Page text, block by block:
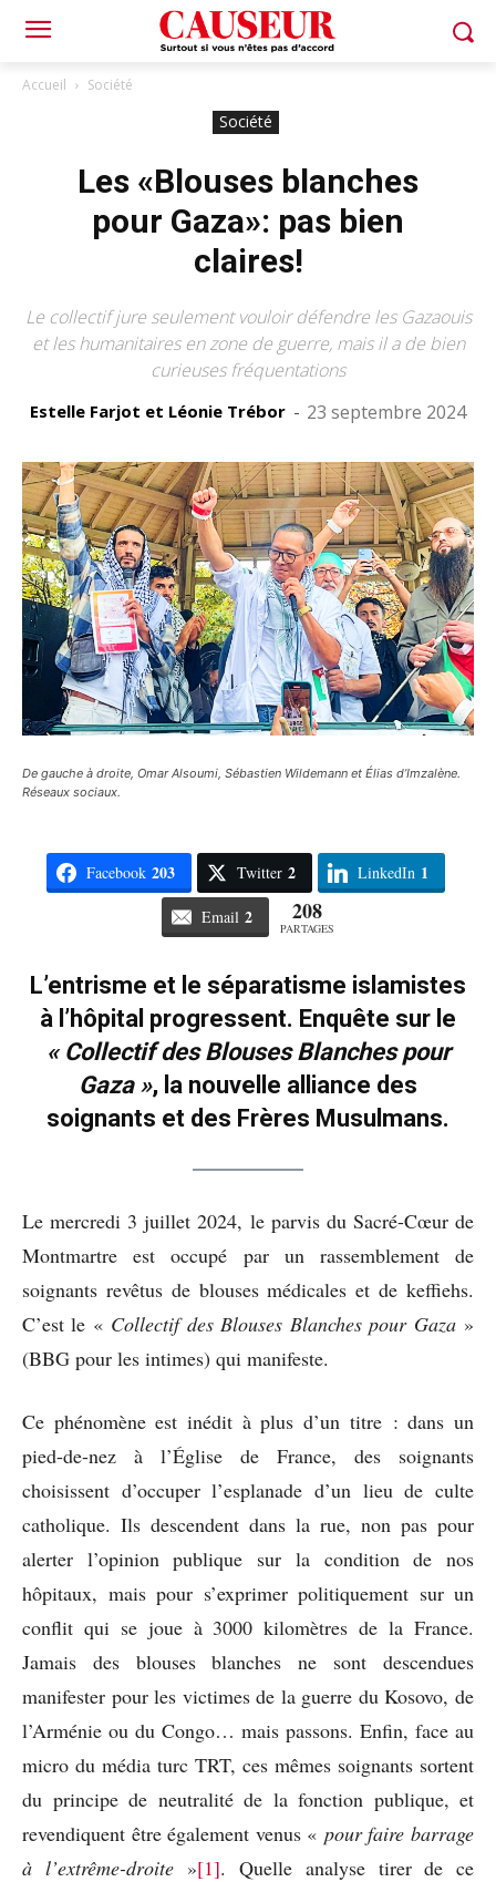
Accueil Société
Société
Les «Blouses blanches
pour Gaza»: pas bien
claires!
Le collectif jure seulement vouloir défendre les Gazaouis
et les humanitaires en zone de guerre, mais il a de bien
curieuses fréquentations
Estelle Farjot et Léonie Trébor - 23 septembre 2024
De gauche à droite, Omar Alsoumi, Sébastien Wildemann et Élias d’Imzalène.
Réseaux sociaux.
Facebook 203 Twitter 2 LinkedIn 1
Email 2 208
PARTAGES
L’entrisme et le séparatisme islamistes
à l’hôpital progressent. Enquête sur le
« Collectif des Blouses Blanches pour
Gaza », la nouvelle alliance des
soignants et des Frères Musulmans.
Le mercredi 3 juillet 2024, le parvis du Sacré-Cœur de
Montmartre est occupé par un rassemblement de
soignants revêtus de blouses médicales et de keffiehs.
C’est le « Collectif des Blouses Blanches pour Gaza»
(BBG pour les intimes) qui manifeste.
Ce phénomène est inédit à plus d’un titre : dans un
pied-de-nez à l’Église de France, des soignants
choisissent d’occuper l’esplanade d’un lieu de culte
catholique. Ils descendent dans la rue, non pas pour
alerter l’opinion publique sur la condition de nos
hôpitaux, mais pour s’exprimer politiquement sur un
conflit qui se joue à 3000 kilomètres de la France.
Jamais des blouses blanches ne sont descendues
manifester pour les victimes de la guerre du Kosovo, de
l’Arménie ou du Congo… mais passons. Enfin, face au
micro du média turc TRT, ces mêmes soignants sortent
du principe de neutralité de la fonction publique, et
revendiquent être également venus « pour faire barrage
à l’extrême-droite»[1]. Quelle analyse tirer de ce